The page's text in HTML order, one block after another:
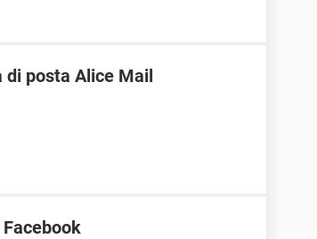
di posta Alice Mail